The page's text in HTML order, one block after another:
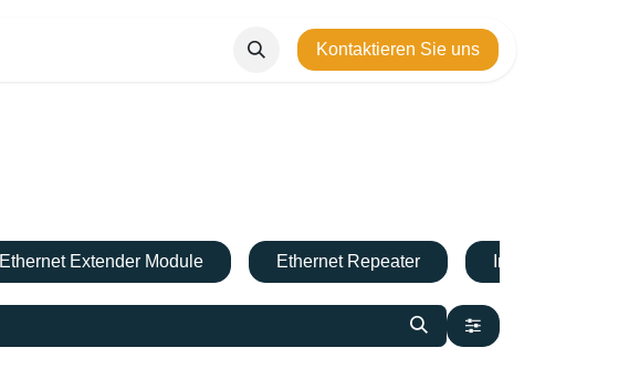
Kontaktieren Sie uns
Ethernet Extender Module Ethernet Repeater Industrial Switch